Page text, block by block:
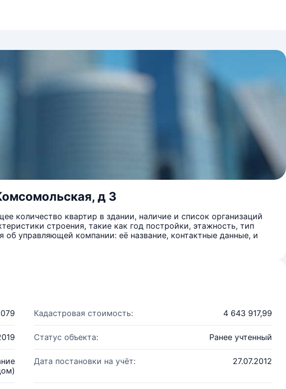
д 3
количество квартир в здании, наличие и список организаций
строения, такие как год постройки, этажность, тип
управляющей компании: её название, контактные данные, и
Кадастровая стоимость: 4 643 917,99
Статус объекта: Ранее учтенный
Дата постановки на учёт: 27.07.2012